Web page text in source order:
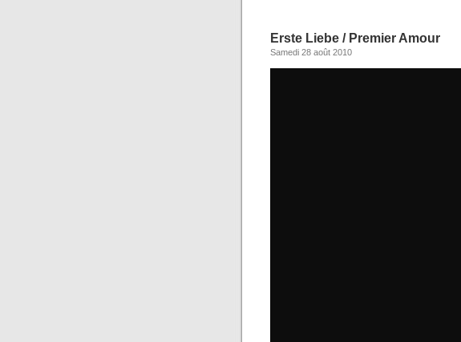
Erste Liebe / Premier Amour
Samedi 28 août 2010